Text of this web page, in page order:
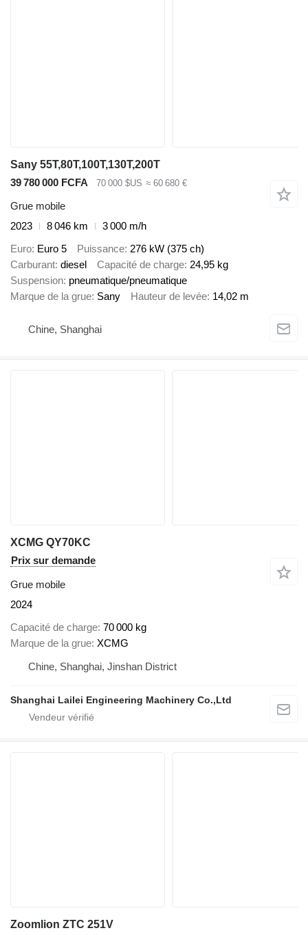
Sany 55T,80T,100T,130T,200T
39 780 000 FCFA
70 000 $US ≈ 60 680 €
Grue mobile
2023
8 046 km
3 000 m/h
Euro Euro 5 Puissance 276 kW (375 ch)
Carburant diesel Capacité de charge 24,95 kg
Suspension pneumatique/pneumatique
Marque de la grue Sany Hauteur de levée 14,02 m
Chine, Shanghai
XCMG QY70KC
Prix sur demande
Grue mobile
2024
Capacité de charge 70 000 kg
Marque de la grue XCMG
Chine, Shanghai, Jinshan District
Shanghai Lailei Engineering Machinery Co.,Ltd
Zoomlion ZTC 251V